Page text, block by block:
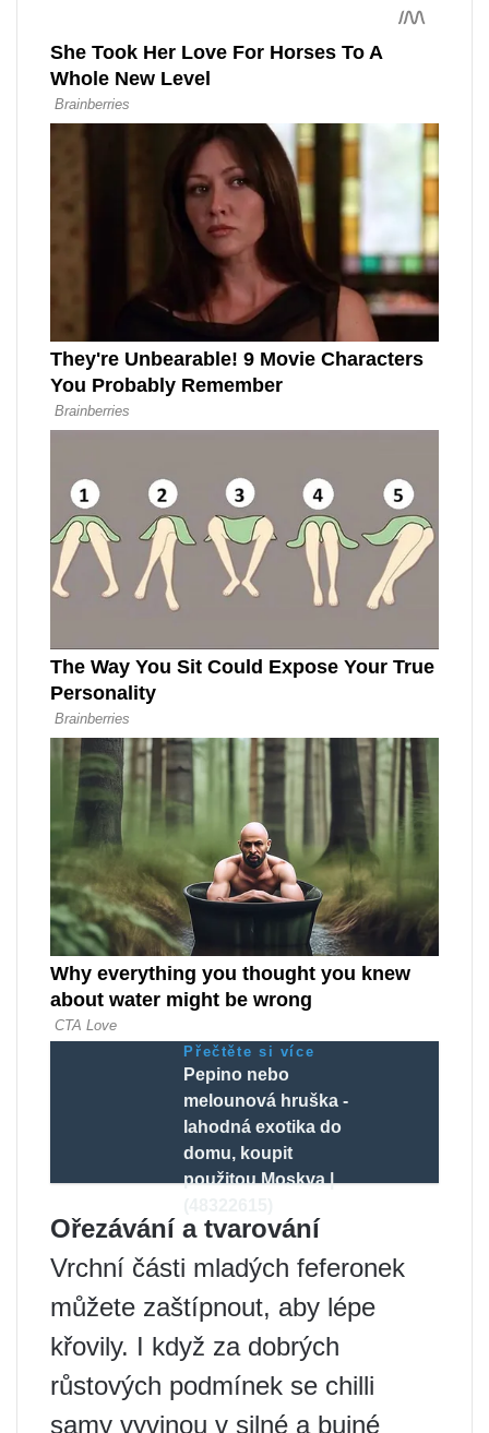
Přečtěte si více
Pepino nebo
melounová hruška -
lahodná exotika do
domu, koupit
použitou Moskva |
Ořezávání a tvarování
Vrchní části mladých feferonek
můžete zaštípnout, aby lépe
křovily. I když za dobrých
růstových podmínek se chilli
samy vyvinou v silné a bujné